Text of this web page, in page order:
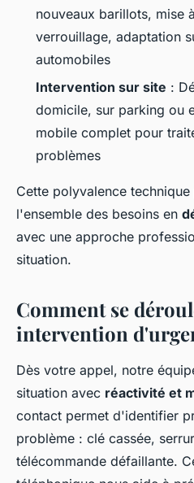
nouveaux barillots, mise
verrouillage, adaptation
automobiles
Intervention sur site :
domicile, sur parking ou
mobile complet pour
problèmes
Cette polyvalence
l'ensemble des besoins en
avec une approche
situation.
Comment se
intervention
Dès votre appel, notre
situation avec réactivité et
contact permet d'identifier
problème : clé cassée,
télécommande défaillante.